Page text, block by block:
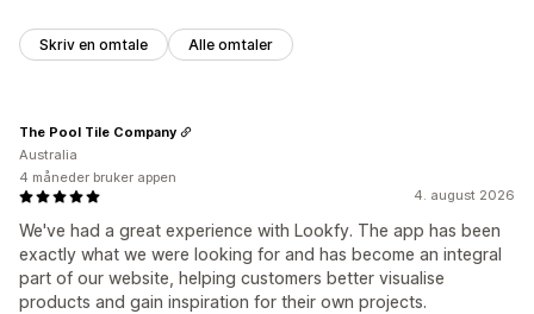
Skriv en omtale Alle omtaler
4. august 2026
We've had a great experience with Lookfy. The app has been
exactly what we were looking for and has become an integral
part of our website, helping customers better visualise
products and gain inspiration for their own projects.
The Pool Tile Company
Australia
4 måneder bruker appen